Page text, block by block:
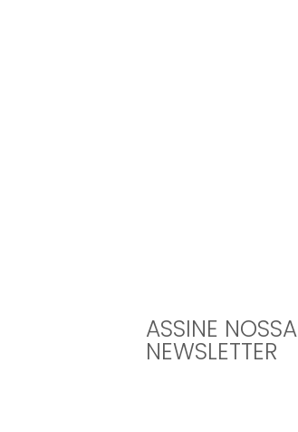
ASSINE NOSSA
NEWSLETTER